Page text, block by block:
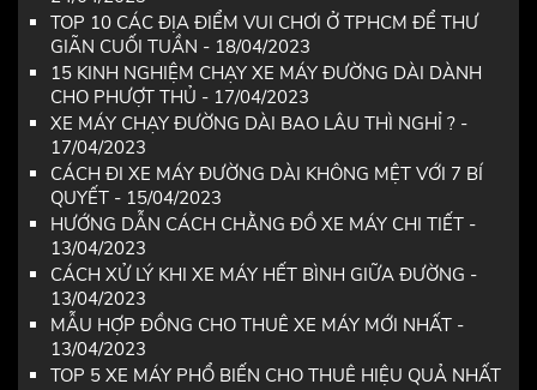
TOP 10 CÁC ĐỊA ĐIỂM VUI CHƠI Ở TPHCM ĐỂ THƯ
GIÃN CUỐI TUẦN - 18/04/2023
15 KINH NGHIỆM CHẠY XE MÁY ĐƯỜNG DÀI DÀNH
CHO PHƯỢT THỦ - 17/04/2023
XE MÁY CHẠY ĐƯỜNG DÀI BAO LÂU THÌ NGHỈ ? -
17/04/2023
CÁCH ĐI XE MÁY ĐƯỜNG DÀI KHÔNG MỆT VỚI 7 BÍ
QUYẾT - 15/04/2023
HƯỚNG DẪN CÁCH CHẰNG ĐỒ XE MÁY CHI TIẾT -
13/04/2023
CÁCH XỬ LÝ KHI XE MÁY HẾT BÌNH GIỮA ĐƯỜNG -
13/04/2023
MẪU HỢP ĐỒNG CHO THUÊ XE MÁY MỚI NHẤT -
13/04/2023
TOP 5 XE MÁY PHỔ BIẾN CHO THUÊ HIỆU QUẢ NHẤT